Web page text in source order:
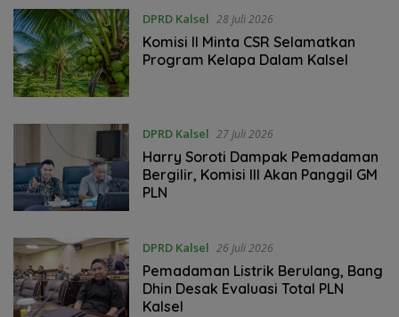
DPRD Kalsel 28 Juli 2026
Komisi II Minta CSR Selamatkan
Program Kelapa Dalam Kalsel
DPRD Kalsel 27 Juli 2026
‎Harry Soroti Dampak Pemadaman
Bergilir, Komisi III Akan Panggil GM
PLN ‎
DPRD Kalsel 26 Juli 2026
Pemadaman Listrik Berulang, Bang
Dhin Desak Evaluasi Total PLN
Kalsel